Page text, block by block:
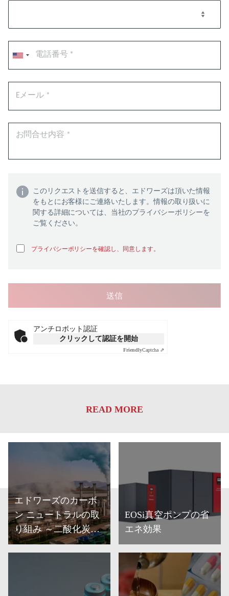
このリクエストを送信すると、エドワーズは頂いた情報
をもとにお客様にご連絡いたします。情報の取り扱いに
関する詳細については、当社のプライバシーポリシーを
ご覧ください。
プライバシーポリシーを確認し、同意します。
アンチロボット認証
クリックして認証を開始
FriendlyCaptcha ⇗
READ MORE
エドワーズのカーボ
ン ニュートラルの取
り組み ～二酸化炭
素・CO2回収～
EOSi真空ポンプの省
エネ効果
詳細